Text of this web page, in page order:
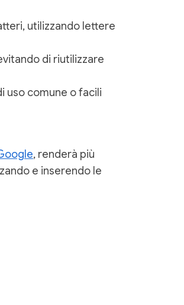
utilizzando lettere
di riutilizzare
uso comune o facili
, renderà più
e inserendo le